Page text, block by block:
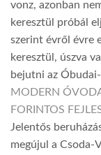
vonz, azonban
keresztül próbál
szerint évről évre
keresztül, úszva
bejutni az
MODERN
FORINTOS
Jelentős
megújul a Csoda-